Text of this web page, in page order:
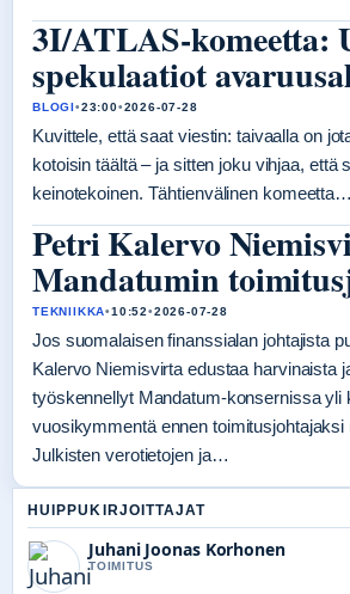
3I/ATLAS-komeetta:
spekulaatiot
BLOGI•23:00•2026-07-28
Kuvittele, että saat viestin: taivaalla on
kotoisin täältä – ja sitten joku vihjaa, että
keinotekoinen. Tähtienvälinen komeetta…
Petri Kalervo
Mandatumin
TEKNIIKKA•10:52•2026-07-28
Jos suomalaisen finanssialan johtajista
Kalervo Niemisvirta edustaa harvinaista
työskennellyt Mandatum-konsernissa yli
vuosikymmentä ennen toimitusjohtajaksi
Julkisten verotietojen ja…
HUIPPUKIRJOITTAJAT
Juhani Joonas Korhonen
TOIMITUS